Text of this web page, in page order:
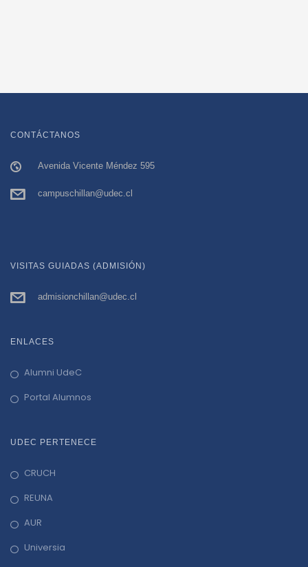
CONTÁCTANOS
Avenida Vicente Méndez 595
campuschillan@udec.cl
VISITAS GUIADAS (ADMISIÓN)
admisionchillan@udec.cl
ENLACES
Alumni UdeC
Portal Alumnos
UDEC PERTENECE
CRUCH
REUNA
AUR
Universia